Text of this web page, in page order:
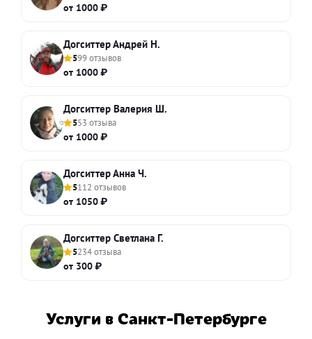
от 1000 ₽
Догситтер Андрей Н.
599 отзывов
от 1000 ₽
Догситтер Валерия Ш.
553 отзыва
от 1000 ₽
Догситтер Анна Ч.
5112 отзывов
от 1050 ₽
Догситтер Светлана Г.
5234 отзыва
от 300 ₽
Услуги в Санкт-Петербурге